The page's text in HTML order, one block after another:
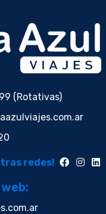
(Rotativas)
redes!